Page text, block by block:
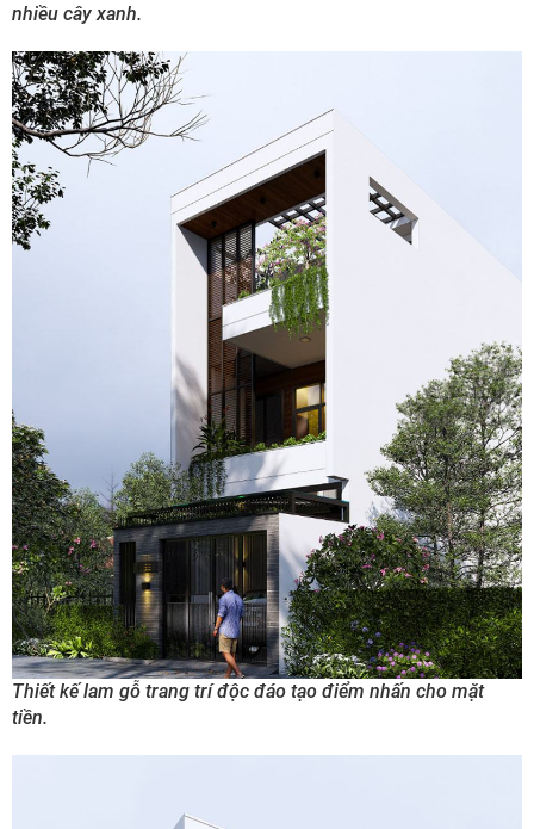
nhiều cây xanh.
Thiết kế lam gỗ trang trí độc đáo tạo điểm nhấn cho mặt
tiền.